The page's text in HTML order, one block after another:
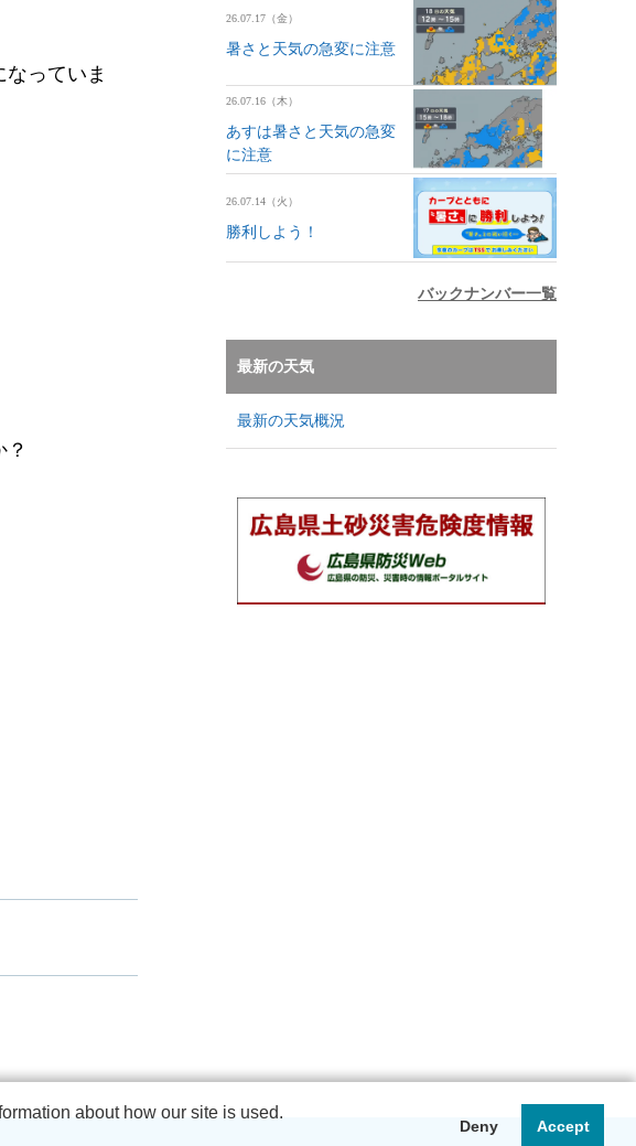
なっていま
26.07.17（金）
暑さと天気の急変に注意
26.07.16（木）
あすは暑さと天気の急変
に注意
26.07.14（火）
勝利しよう！
バックナンバー一覧
最新の天気
最新の天気概況
about how our site is used.
Deny Accept